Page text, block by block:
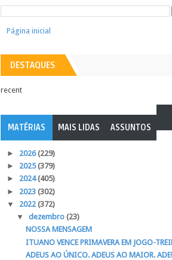
Página inicial
DESTAQUES
recent
MATÉRIAS MAIS LIDAS ASSUNTOS
► 2026(229)
► 2025(379)
► 2024(405)
► 2023 (302)
▼ 2022(372)
▼ dezembro (23)
NOSSA MENSAGEM
ITUANO VENCE PRIMAVERA EM JOGO-
ADEUS AO ÚNICO. ADEUS AO MAIOR.